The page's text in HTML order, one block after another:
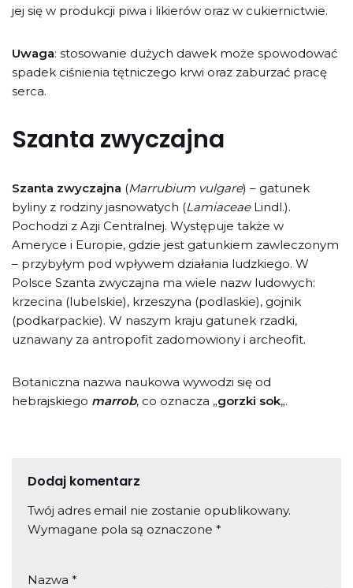
jej się w produkcji piwa i likierów oraz w cukiernictwie.
Uwaga: stosowanie dużych dawek może spowodować
spadek ciśnienia tętniczego krwi oraz zaburzać pracę
serca.
Szanta zwyczajna
Szanta zwyczajna (Marrubium vulgare) – gatunek
byliny z rodziny jasnowatych (LamiaceaeLindl.).
Pochodzi z Azji Centralnej. Występuje także w
Ameryce i Europie, gdzie jest gatunkiem zawleczonym
– przybyłym pod wpływem działania ludzkiego. W
Polsce Szanta zwyczajna ma wiele nazw ludowych:
krzecina (lubelskie), krzeszyna (podlaskie), gojnik
(podkarpackie). W naszym kraju gatunek rzadki,
uznawany za antropofit zadomowiony i archeofit.
Botaniczna nazwa naukowa wywodzi się od
hebrajskiego marrob, co oznacza „gorzki sok„.
Dodaj komentarz
Twój adres email nie zostanie opublikowany.
Wymagane pola są oznaczone *
Nazwa *